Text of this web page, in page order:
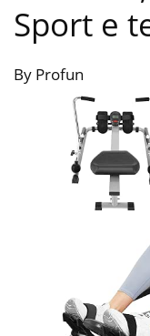
Sport e
By Profun